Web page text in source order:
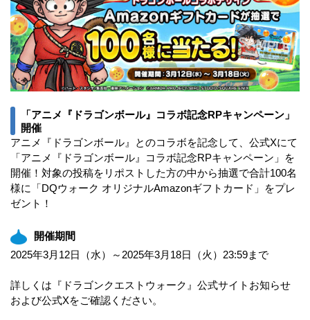
「アニメ『ドラゴンボール』コラボ記念RPキャンペーン」
開催
アニメ『ドラゴンボール』とのコラボを記念して、公式Xにて
「アニメ『ドラゴンボール』コラボ記念RPキャンペーン」を
開催！対象の投稿をリポストした方の中から抽選で合計100名
様に「DQウォーク オリジナルAmazonギフトカード」をプレ
ゼント！
開催期間
2025年3月12日（水）～2025年3月18日（火）23:59まで
詳しくは『ドラゴンクエストウォーク』公式サイトお知らせ
および公式Xをご確認ください。